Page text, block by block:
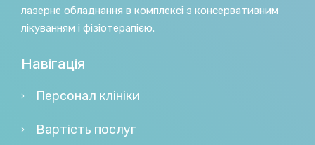
лазерне обладнання в комплексі з консервативним
лікуванням і фізіотерапією.
Навігація
Персонал клініки
Вартість послуг